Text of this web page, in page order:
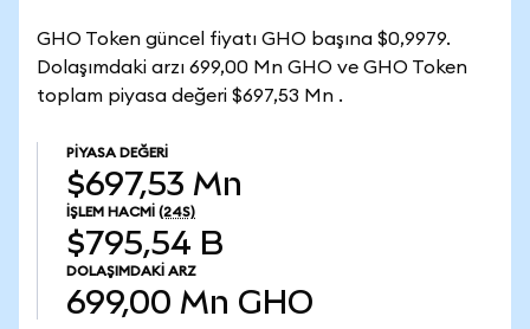
GHO Token güncel fiyatı GHO başına $0,9979.
Dolaşımdaki arzı 699,00 Mn GHO ve GHO Token
toplam piyasa değeri $697,53 Mn .
PIYASA DEĞERI
$697,53 Mn
İŞLEM HACMI (24S)
$795,54 B
DOLAŞIMDAKI ARZ
699,00 Mn GHO